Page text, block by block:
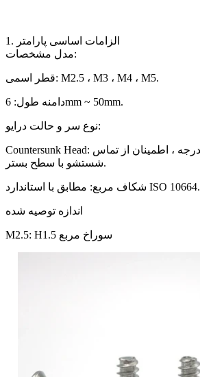
1. الزامات اساسی پارامتر
مدل مشخصات:
قطر اسمی: M2.5 ، M3 ، M4 ، M5.
دامنه طول: 6mm ~ 50mm.
نوع سر و حالت درایو:
Countersunk Head: زاویه سر 90 درجه ± 2 درجه ، اطمینان از تماس
شستشو با سطح بستر.
شکاف مربع: مطابق با استاندارد ISO 10664.
اندازه توصیه شده
M2.5: H1.5 سوراخ مربع